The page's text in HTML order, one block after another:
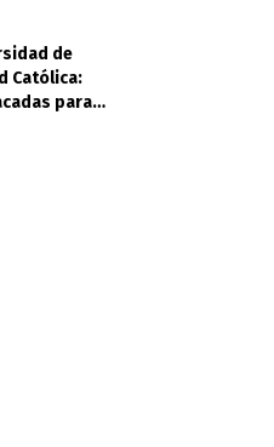
de
Católica:
para